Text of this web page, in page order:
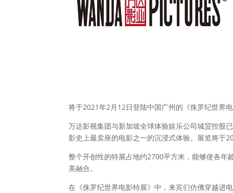
将于2021年2月12日登陆中国广州的《侏罗纪世界
万达影视集团与新加坡全球体验娱乐公司城贸控股
影史上最卖座的电影之一的沉浸式体验。展览将于
整个开创性的特展占地约2700平方米，能够使各
美融合。
在《侏罗纪世界电影特展》中，来宾们仿佛穿越进